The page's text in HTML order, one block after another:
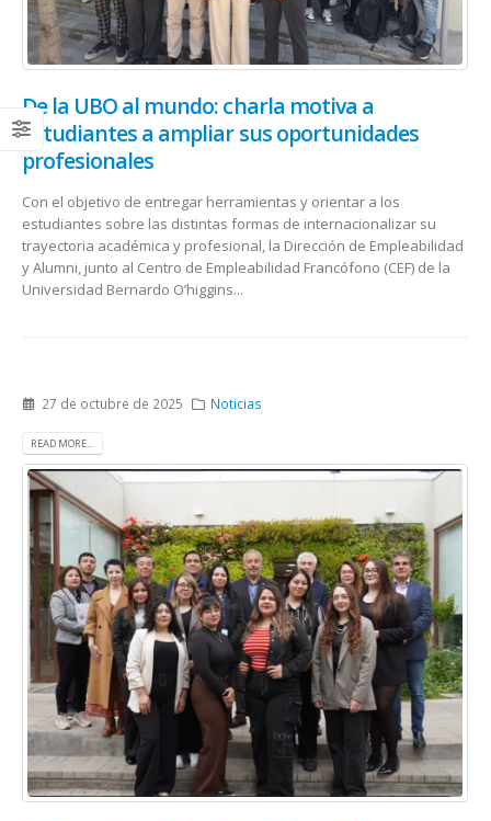
De la UBO al mundo: charla motiva a
estudiantes a ampliar sus oportunidades
profesionales
Con el objetivo de entregar herramientas y orientar a los
estudiantes sobre las distintas formas de internacionalizar su
trayectoria académica y profesional, la Dirección de Empleabilidad
y Alumni, junto al Centro de Empleabilidad Francófono (CEF) de la
Universidad Bernardo O’higgins...
27 de octubre de 2025 Noticias
READ MORE...